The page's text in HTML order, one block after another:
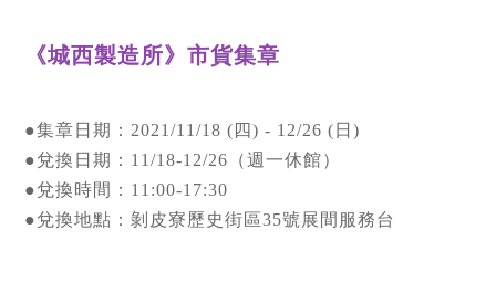
《城西製造所》市貨集章
●集章日期：2021/11/18 (四) - 12/26 (日)
●兌換日期：11/18-12/26（週一休館）
●兌換時間：11:00-17:30
●兌換地點：剝皮寮歷史街區35號展間服務台